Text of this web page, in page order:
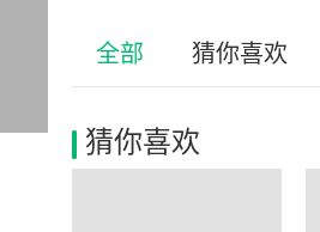
全部 猜你喜欢
猜你喜欢